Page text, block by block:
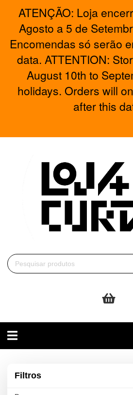
ATENÇÃO: Loja
Agosto a 5 de
Encomendas só serão
data. ATTENTION:
August 10th to
holidays. Orders will
after this
Toggle
navigation
Filtros